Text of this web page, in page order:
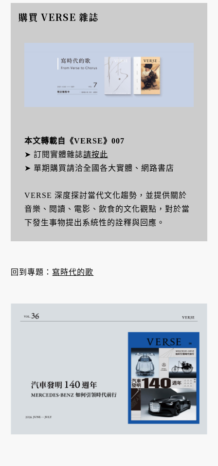
購買 VERSE 雜誌
本文轉載自《VERSE》007
➤ 訂閱實體雜誌請按此
➤ 單期購買請洽全國各大實體、網路書店
VERSE 深度探討當代文化趨勢，並提供關於
音樂、閱讀、電影、飲食的文化觀點，對於當
下發生事物提出系統性的詮釋與回應。
回到專題： 寫時代的歌